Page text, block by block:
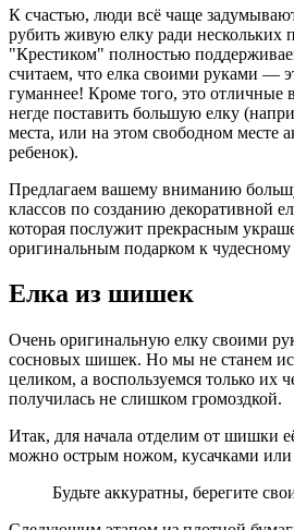
К счастью, люди всё чаще
рубить живую елку ради
"Крестиком" полностью
считаем, что елка своими руками —
гуманнее! Кроме того, это отличные
негде поставить большую елку
места, или на этом свободном месте
ребенок).
Предлагаем вашему вниманию
классов по созданию декоративной
которая послужит прекрасным
оригинальным подарком к чудесному
Елка из шишек
Очень оригинальную елку своими
сосновых шишек. Но мы не станем
целиком, а воспользуемся только их
получилась не слишком громоздкой.
Итак, для начала отделим от шишки
можно острым ножом, кусачками или
Будьте аккуратны, берегите